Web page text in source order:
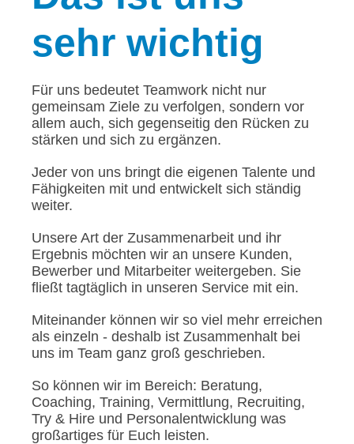
sehr wichtig
Für uns bedeutet Teamwork nicht nur
gemeinsam Ziele zu verfolgen, sondern vor
allem auch, sich gegenseitig den Rücken zu
stärken und sich zu ergänzen.
Jeder von uns bringt die eigenen Talente und
Fähigkeiten mit und entwickelt sich ständig
weiter.
Unsere Art der Zusammenarbeit und ihr
Ergebnis möchten wir an unsere Kunden,
Bewerber und Mitarbeiter weitergeben. Sie
fließt tagtäglich in unseren Service mit ein.
Miteinander können wir so viel mehr erreichen
als einzeln - deshalb ist Zusammenhalt bei
uns im Team ganz groß geschrieben.
So können wir im Bereich: Beratung,
Coaching, Training, Vermittlung, Recruiting,
Try & Hire und Personalentwicklung was
großartiges für Euch leisten.